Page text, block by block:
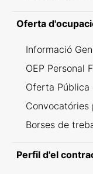
Oferta
Informació
OEP Personal
Oferta Pública
Convocatóries
Borses de
Perfil d'el